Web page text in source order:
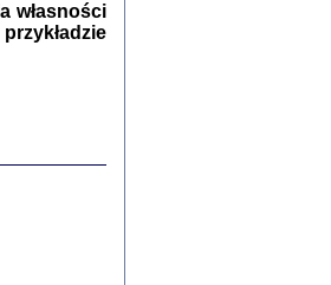
własności